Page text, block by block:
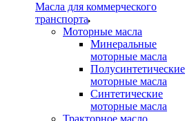
Масла для коммерческого
транспорта
Моторные масла
Минеральные
моторные масла
Полусинтетические
моторные масла
Синтетические
моторные масла
Тракторное масло